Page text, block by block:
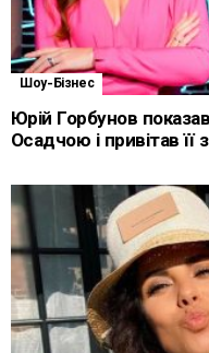
Шоу-Бізнес
Юрій Горбунов
Осадчою і привітав